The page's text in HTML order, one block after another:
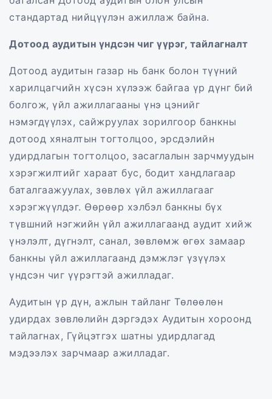
стандартад нийцүүлэн ажиллаж байна.
Дотоод аудитын үндсэн чиг үүрэг, тайлагналт
Дотоод аудитын газар нь банк болон түүний
харилцагчийн хүсэн хүлээж байгаа үр дүнг бий
болгож, үйл ажиллагааны үнэ цэнийг
нэмэгдүүлэх, сайжруулах зорилгоор банкны
дотоод хяналтын тогтолцоо, эрсдэлийн
удирдлагын тогтолцоо, засаглалын зарчмуудын
хэрэгжилтийг хараат бус, бодит хандлагаар
баталгаажуулах, зөвлөх үйл ажиллагааг
хэрэгжүүлдэг. Өөрөөр хэлбэл банкны бүх
түвшний нэгжийн үйл ажиллагаанд аудит хийж
үнэлэлт, дүгнэлт, санал, зөвлөмж өгөх замаар
банкны үйл ажиллагаанд дэмжлэг үзүүлэх
үндсэн чиг үүрэгтэй ажилладаг.
Аудитын үр дүн, ажлын тайланг Төлөөлөн
удирдах зөвлөлийн дэргэдэх Аудитын хороонд
тайлагнах, Гүйцэтгэх шатны удирдлагад
мэдээлэх зарчмаар ажилладаг.